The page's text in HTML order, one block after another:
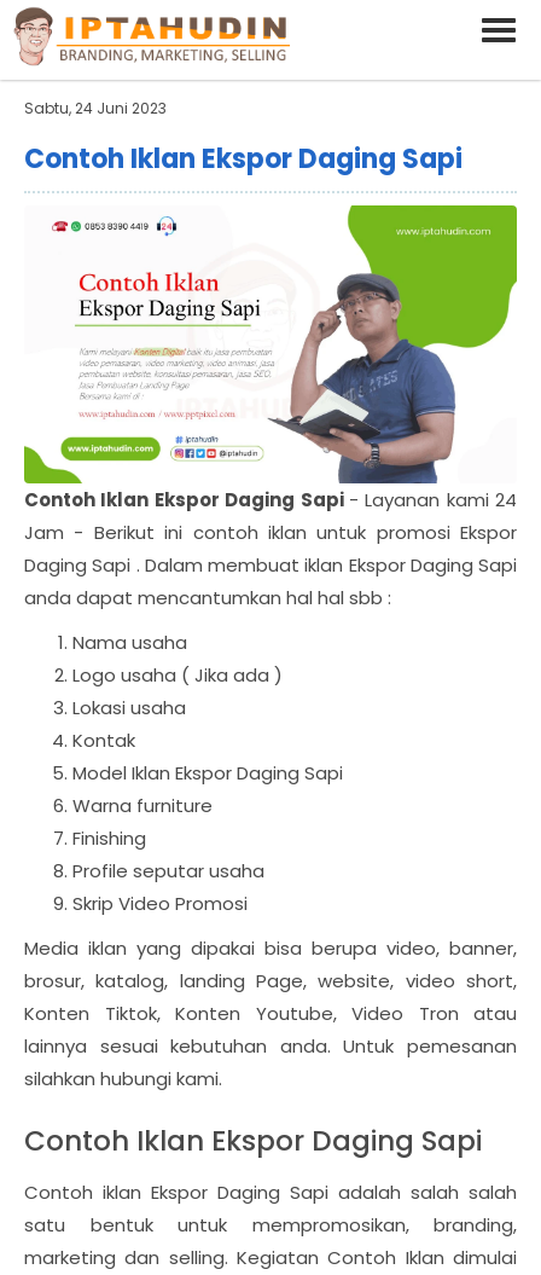
BARAND ANDA
Deskripsi Singkat Saja
Sabtu, 24 Juni 2023
Contoh Iklan Ekspor Daging Sapi
Contoh Iklan Ekspor Daging Sapi - Layanan kami 24
Jam - Berikut ini contoh iklan untuk promosi Ekspor
Daging Sapi . Dalam membuat iklan Ekspor Daging Sapi
anda dapat mencantumkan hal hal sbb :
Nama usaha
Logo usaha ( Jika ada )
Lokasi usaha
Kontak
Model Iklan Ekspor Daging Sapi
Warna furniture
Finishing
Profile seputar usaha
Skrip Video Promosi
Media iklan yang dipakai bisa berupa video, banner,
brosur, katalog, landing Page, website, video short,
Konten Tiktok, Konten Youtube, Video Tron atau
lainnya sesuai kebutuhan anda. Untuk pemesanan
silahkan hubungi kami.
Contoh Iklan Ekspor Daging Sapi
Contoh iklan Ekspor Daging Sapi adalah salah salah
satu bentuk untuk mempromosikan, branding,
marketing dan selling. Kegiatan Contoh Iklan dimulai